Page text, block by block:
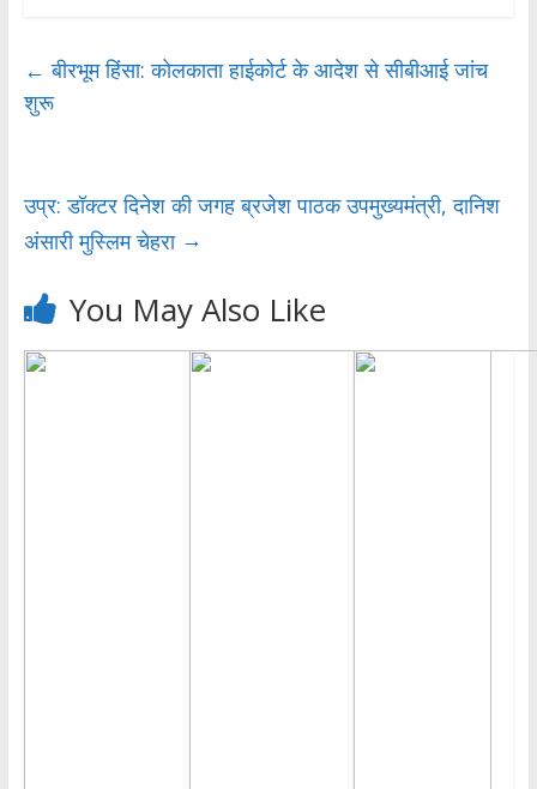
b
k
er s
p
e
← बीरभूम हिंसा: कोलकाता हाईकोर्ट के आदेश से सीबीआई जांच
शुरू
उप्र: डॉक्टर दिनेश की जगह ब्रजेश पाठक उपमुख्यमंत्री, दानिश
अंसारी मुस्लिम चेहरा →
You May Also Like